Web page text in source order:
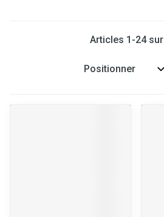
Articles 1 -24sur
Trier par: